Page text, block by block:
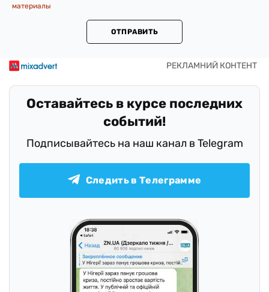
материалы
ОТПРАВИТЬ
Оставайтесь в курсе последних
событий!
Подписывайтесь на наш канал в Telegram
Следить в Телеграмме